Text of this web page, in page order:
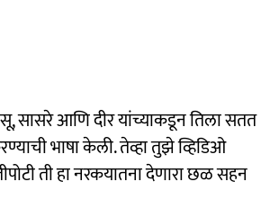
सासरे आणि दीर यांच्याकडून तिला सतत
भाषा केली. तेव्हा तुझे व्हिडिओ
ती हा नरकयातना देणारा छळ सहन